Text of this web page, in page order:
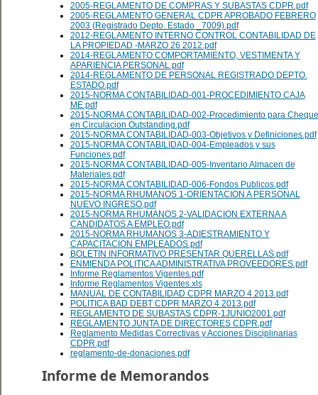
2005-REGLAMENTO DE COMPRAS Y SUBASTAS CDPR.pdf
2005-REGLAMENTO GENERAL CDPR APROBADO FEBRERO
2003 (Registrado Depto. Estado _7009).pdf
2012-REGLAMENTO INTERNO CONTROL CONTABILIDAD DE
LA PROPIEDAD -MARZO 26 2012.pdf
2014-REGLAMENTO COMPORTAMIENTO, VESTIMENTA Y
APARIENCIA PERSONAL.pdf
2014-REGLAMENTO DE PERSONAL REGISTRADO DEPTO.
ESTADO.pdf
2015-NORMA CONTABILIDAD-001-PROCEDIMIENTO CAJA
ME.pdf
2015-NORMA CONTABILIDAD-002-Procedimiento para
en Circulacion Outstanding.pdf
2015-NORMA CONTABILIDAD-003-Objetivos y Definiciones.pdf
2015-NORMA CONTABILIDAD-004-Empleados y sus
Funciones.pdf
2015-NORMA CONTABILIDAD-005-Inventario Almacen de
Materiales.pdf
2015-NORMA CONTABILIDAD-006-Fondos Publicos.pdf
2015-NORMA RHUMANOS 1-ORIENTACION A PERSONAL
NUEVO INGRESO.pdf
2015-NORMA RHUMANOS 2-VALIDACION EXTERNA A
CANDIDATOS A EMPLEO.pdf
2015-NORMA RHUMANOS 3-ADIESTRAMIENTO Y
CAPACITACION EMPLEADOS.pdf
BOLETIN INFORMATIVO PRESENTAR QUERELLAS.pdf
ENMIENDA POLITICA ADMINISTRATIVA PROVEEDORES.pdf
Informe Reglamentos Vigentes.pdf
Informe Reglamentos Vigentes.xls
MANUAL DE CONTABILIDAD CDPR MARZO 4 2013.pdf
POLITICA BAD DEBT CDPR MARZO 4 2013.pdf
REGLAMENTO DE SUBASTAS CDPR-1JUNIO2001.pdf
REGLAMENTO JUNTA DE DIRECTORES CDPR.pdf
Reglamento Medidas Correctivas y Acciones Disciplinarias
CDPR.pdf
reglamento-de-donaciones.pdf
Informe de Memorandos